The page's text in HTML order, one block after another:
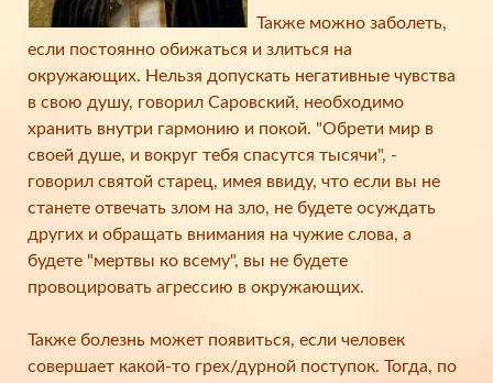
Также можно заболеть,
если постоянно обижаться и злиться на
окружающих. Нельзя допускать негативные чувства
в свою душу, говорил Саровский, необходимо
хранить внутри гармонию и покой. "Обрети мир в
своей душе, и вокруг тебя спасутся тысячи", -
говорил святой старец, имея ввиду, что если вы не
станете отвечать злом на зло, не будете осуждать
других и обращать внимания на чужие слова, а
будете "мертвы ко всему", вы не будете
провоцировать агрессию в окружающих.
Также болезнь может появиться, если человек
совершает какой-то грех/дурной поступок. Тогда, по